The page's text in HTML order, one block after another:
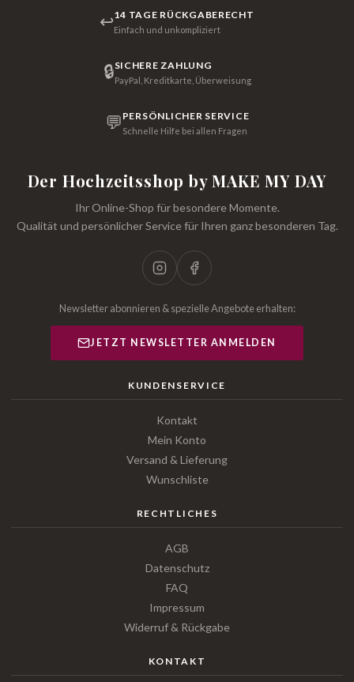
↩14 TAGE RÜCKGABERECHT
Einfach und unkompliziert
🔒SICHERE ZAHLUNG
PayPal, Kreditkarte, Überweisung
💬 PERSÖNLICHER SERVICE
Schnelle Hilfe bei allen Fragen
Der Hochzeitsshop by MAKE MY DAY
Ihr Online-Shop für besondere Momente.
Qualität und persönlicher Service für Ihren ganz besonderen Tag.
Newsletter abonnieren & spezielle Angebote erhalten:
JETZT NEWSLETTER ANMELDEN
KUNDENSERVICE
Kontakt
Mein Konto
Versand & Lieferung
Wunschliste
RECHTLICHES
AGB
Datenschutz
FAQ
Impressum
Widerruf & Rückgabe
KONTAKT